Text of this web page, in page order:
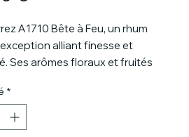
A1710 Bête à Feu, un rhum
alliant finesse et
Ses arômes floraux et fruités
offrant une belle longueur en
et des notes minérales
Une véritable expression du
*